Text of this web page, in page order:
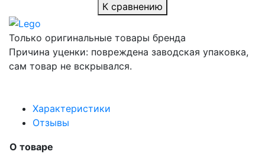
К сравнению
Только оригинальные товары бренда
Причина уценки: повреждена заводская упаковка,
сам товар не вскрывался.
Характеристики
Отзывы
О товаре